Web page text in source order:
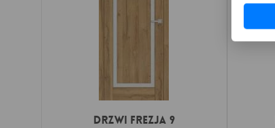
DRZWI FREZJA 9